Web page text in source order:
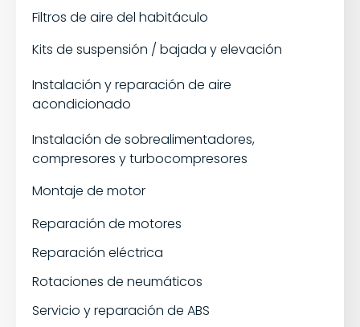
Filtros de aire del habitáculo
Kits de suspensión / bajada y elevación
Instalación y reparación de aire
acondicionado
Instalación de sobrealimentadores,
compresores y turbocompresores
Montaje de motor
Reparación de motores
Reparación eléctrica
Rotaciones de neumáticos
Servicio y reparación de ABS